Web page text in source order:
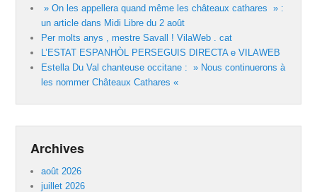
» On les appellera quand même les châteaux cathares » :
un article dans Midi Libre du 2 août
Per molts anys , mestre Savall ! VilaWeb . cat
L’ESTAT ESPANHÒL PERSEGUIS DIRECTA e VILAWEB
Estella Du Val chanteuse occitane : » Nous continuerons à
les nommer Châteaux Cathares «
Archives
août 2026
juillet 2026